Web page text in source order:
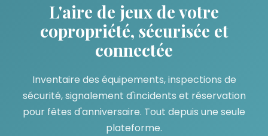
L'aire de jeux de votre
copropriété, sécurisée et
connectée
Inventaire des équipements, inspections de
sécurité, signalement d'incidents et réservation
pour fêtes d'anniversaire. Tout depuis une seule
plateforme.